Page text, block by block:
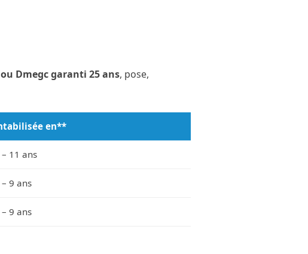
Dmegc garanti 25 ans, pose,
en**
11 ans
9 ans
9 ans